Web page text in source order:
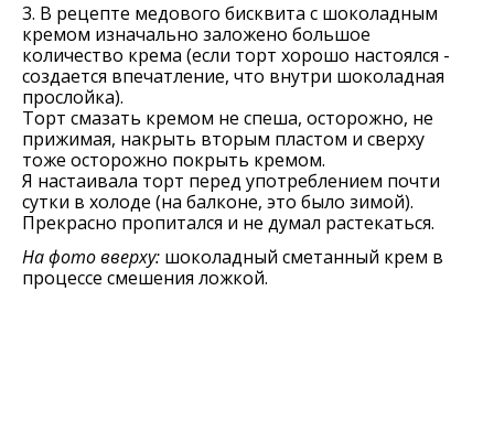
3. В рецепте медового бисквита с шоколадным
кремом изначально заложено большое
количество крема (если торт хорошо настоялся -
создается впечатление, что внутри шоколадная
прослойка).
Торт смазать кремом не спеша, осторожно, не
прижимая, накрыть вторым пластом и сверху
тоже осторожно покрыть кремом.
Я настаивала торт перед употреблением почти
сутки в холоде (на балконе, это было зимой).
Прекрасно пропитался и не думал растекаться.
На фото вверху: шоколадный сметанный крем в
процессе смешения ложкой.